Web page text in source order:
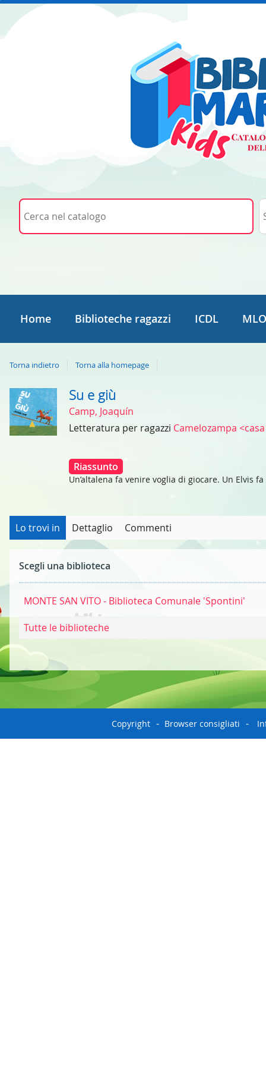
Cerca su "Cerca nel catalogo"
Home Biblioteche ragazzi ICDL
Torna indietro Torna alla homepage
Dettaglio
del
documento
Su e giù
Camp, Joaquín
Letteratura per ragazzi Camelozampa
Riassunto
Un’altalena fa venire voglia di giocare. Un Elvis
Lo trovi in Dettaglio Commenti
Scegli una biblioteca
MONTE SAN VITO - Biblioteca Comunale 'Spontini'
Tutte le biblioteche
Copyright Browser consigliati